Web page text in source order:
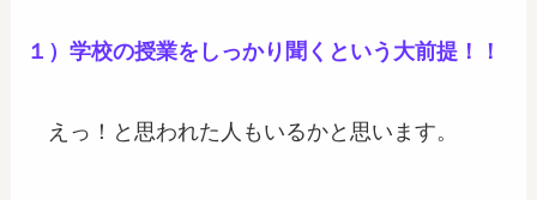
１）学校の授業をしっかり聞くという大前提！！
えっ！と思われた人もいるかと思います。